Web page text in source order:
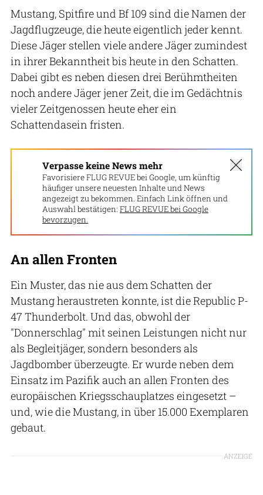
Mustang, Spitfire und Bf 109 sind die Namen der
Jagdflugzeuge, die heute eigentlich jeder kennt.
Diese Jäger stellen viele andere Jäger zumindest
in ihrer Bekanntheit bis heute in den Schatten.
Dabei gibt es neben diesen drei Berühmtheiten
noch andere Jäger jener Zeit, die im Gedächtnis
vieler Zeitgenossen heute eher ein
Schattendasein fristen.
Verpasse keine News mehr
Favorisiere FLUG REVUE bei Google, um künftig
häufiger unsere neuesten Inhalte und News
angezeigt zu bekommen. Einfach Link öffnen und
Auswahl bestätigen: FLUG REVUE bei Google
bevorzugen.
An allen Fronten
Ein Muster, das nie aus dem Schatten der
Mustang heraustreten konnte, ist die Republic P-
47 Thunderbolt. Und das, obwohl der
"Donnerschlag" mit seinen Leistungen nicht nur
als Begleitjäger, sondern besonders als
Jagdbomber überzeugte. Er wurde neben dem
Einsatz im Pazifik auch an allen Fronten des
europäischen Kriegsschauplatzes eingesetzt –
und, wie die Mustang, in über 15.000 Exemplaren
gebaut.
ANZEIGE